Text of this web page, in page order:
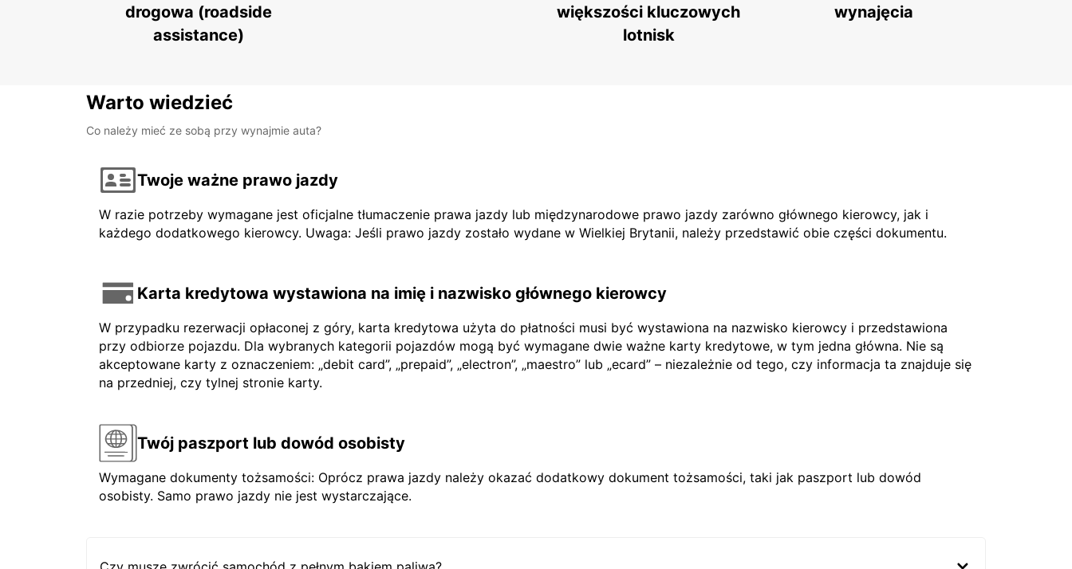
drogowa (roadside
assistance)
większości kluczowych
lotnisk
wynajęcia
Warto wiedzieć
Co należy mieć ze sobą przy wynajmie auta?
Twoje ważne prawo jazdy
W razie potrzeby wymagane jest oficjalne tłumaczenie prawa jazdy lub międzynarodowe prawo jazdy zarówno głównego kierowcy, jak i
każdego dodatkowego kierowcy. Uwaga: Jeśli prawo jazdy zostało wydane w Wielkiej Brytanii, należy przedstawić obie części dokumentu.
Karta kredytowa wystawiona na imię i nazwisko głównego kierowcy
W przypadku rezerwacji opłaconej z góry, karta kredytowa użyta do płatności musi być wystawiona na nazwisko kierowcy i przedstawiona
przy odbiorze pojazdu. Dla wybranych kategorii pojazdów mogą być wymagane dwie ważne karty kredytowe, w tym jedna główna. Nie są
akceptowane karty z oznaczeniem: „debit card”, „prepaid”, „electron”, „maestro” lub „ecard” – niezależnie od tego, czy informacja ta znajduje się
na przedniej, czy tylnej stronie karty.
Twój paszport lub dowód osobisty
Wymagane dokumenty tożsamości: Oprócz prawa jazdy należy okazać dodatkowy dokument tożsamości, taki jak paszport lub dowód
osobisty. Samo prawo jazdy nie jest wystarczające.